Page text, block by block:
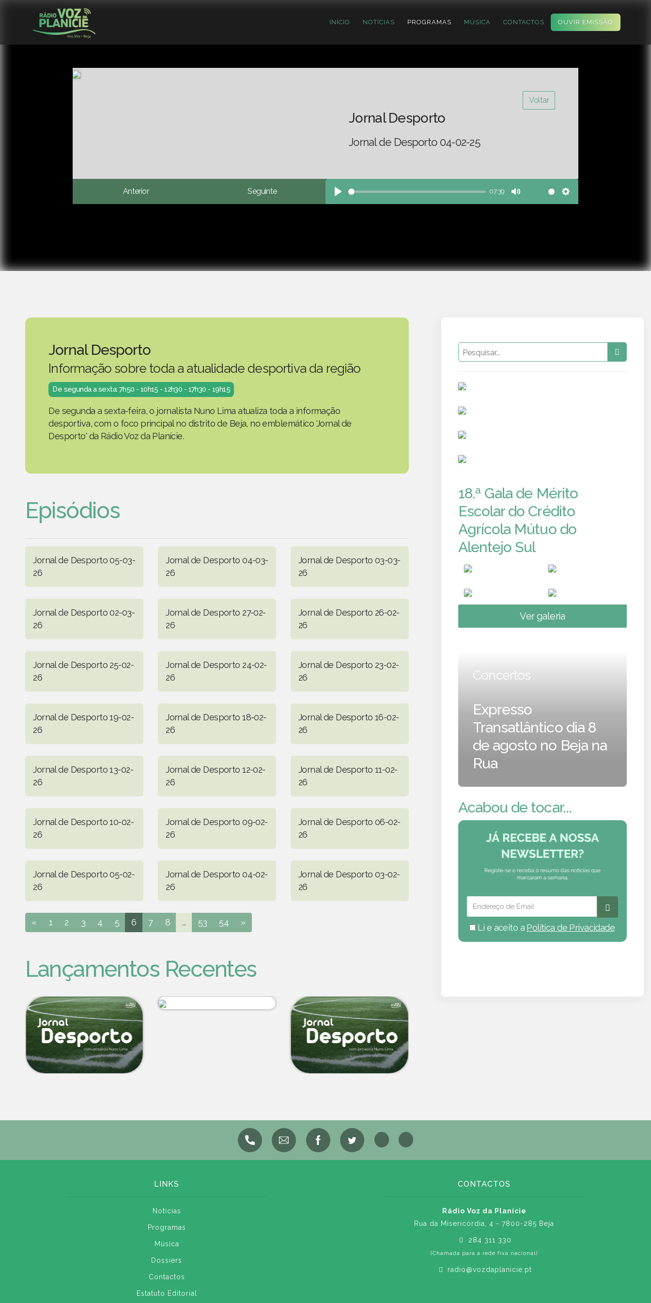
INÍCIO NOTÍCIAS PROGRAMAS MÚSICA CONTACTOS OUVIR EMISSÃO
Voltar
Jornal Desporto
Jornal de Desporto 04-02-25
Anterior Seguinte
Play
07:39
Mute Settings
Jornal Desporto
Informação sobre toda a atualidade desportiva da região
De segunda a sexta: 7h50 - 10h15 - 12h30 - 17h30 - 19h15
De segunda a sexta-feira, o jornalista Nuno Lima atualiza toda a informação
desportiva, com o foco principal no distrito de Beja, no emblemático 'Jornal de
Desporto' da Rádio Voz da Planície.
Episódios
Jornal de Desporto 05-03-
26
Jornal de Desporto 04-03-
26
Jornal de Desporto 03-03-
26
Jornal de Desporto 02-03-
26
Jornal de Desporto 27-02-
26
Jornal de Desporto 26-02-
26
Jornal de Desporto 25-02-
26
Jornal de Desporto 24-02-
26
Jornal de Desporto 23-02-
26
Jornal de Desporto 19-02-
26
Jornal de Desporto 18-02-
26
Jornal de Desporto 16-02-
26
Jornal de Desporto 13-02-
26
Jornal de Desporto 12-02-
26
Jornal de Desporto 11-02-
26
Jornal de Desporto 10-02-
26
Jornal de Desporto 09-02-
26
Jornal de Desporto 06-02-
26
Jornal de Desporto 05-02-
26
Jornal de Desporto 04-02-
26
Jornal de Desporto 03-02-
26
« 1 2 3 4 5 6 7 8 ... 53 54 »
Lançamentos Recentes
18.ª Gala de Mérito
Escolar do Crédito
Agrícola Mútuo do
Alentejo Sul
Ver galeria
Concertos
Expresso
Transatlântico dia 8
de agosto no Beja na
Rua
Acabou de tocar...
Li e aceito a Política de Privacidade
LINKS
Notícias
Programas
Música
Dossiers
Contactos
Estatuto Editorial
CONTACTOS
Rádio Voz da Planície
Rua da Misericórdia, 4 - 7800-285 Beja
284 311 330
(Chamada para a rede fixa nacional)
radio@vozdaplanicie.pt